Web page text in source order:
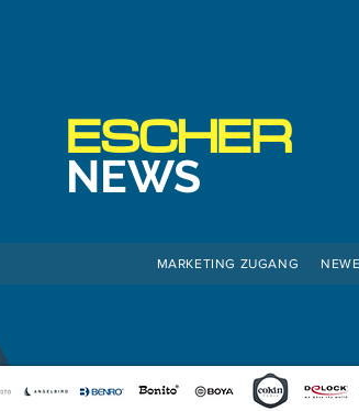
NEWS
ESCHER
MARKETING ZUGANG